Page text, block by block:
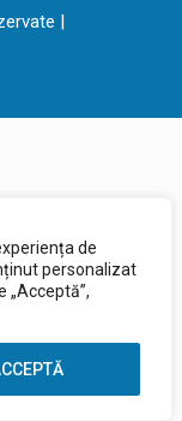
de
personalizat
„Acceptă”,
|